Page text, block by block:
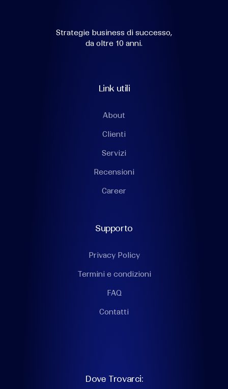
Strategie business di successo,
da oltre 10 anni.
Link utili
About
Clienti
Servizi
Recensioni
Career
Supporto
Privacy Policy
Termini e condizioni
FAQ
Contatti
Dove Trovarci: